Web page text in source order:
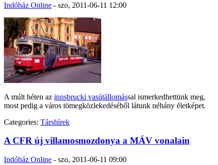
Indóház Online - szo, 2011-06-11 12:00
A múlt héten az innsbrucki vasútállomással ismerkedhettünk meg,
most pedig a város tömegközlekedéséből látunk néhány életképet.
Categories: Társhírek
A CFR új villamosmozdonya a MÁV vonalain
Indóház Online - szo, 2011-06-11 09:00